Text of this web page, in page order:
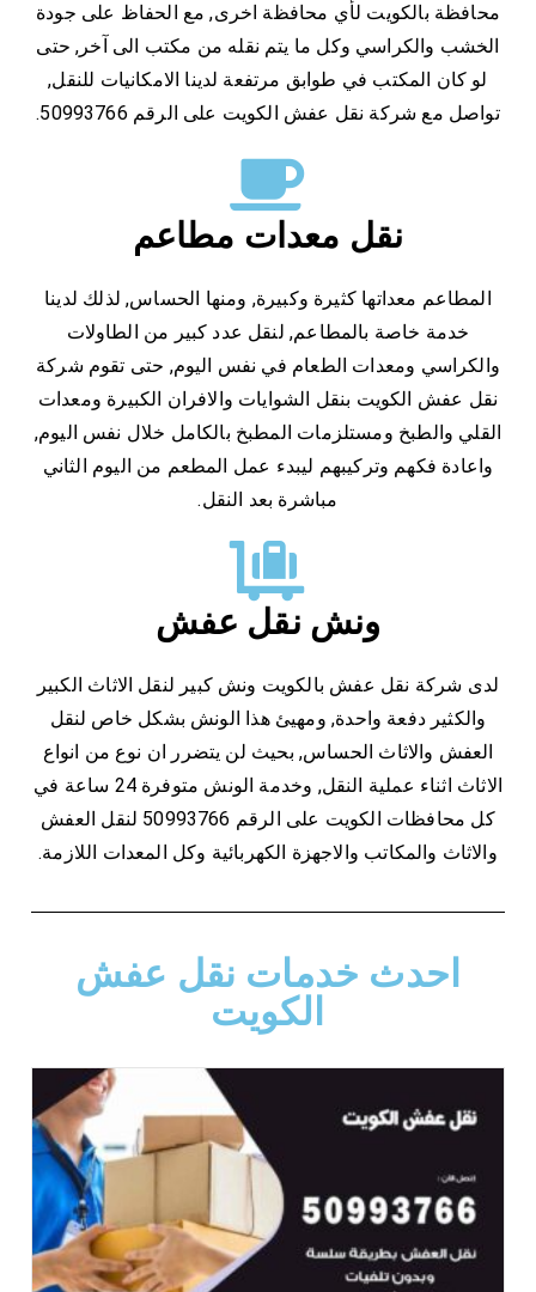
محافظة بالكويت لأي محافظة اخرى, مع الحفاظ على جودة
الخشب والكراسي وكل ما يتم نقله من مكتب الى آخر, حتى
لو كان المكتب في طوابق مرتفعة لدينا الامكانيات للنقل,
تواصل مع شركة نقل عفش الكويت على الرقم 50993766.
نقل معدات مطاعم
المطاعم معداتها كثيرة وكبيرة, ومنها الحساس, لذلك لدينا
خدمة خاصة بالمطاعم, لنقل عدد كبير من الطاولات
والكراسي ومعدات الطعام في نفس اليوم, حتى تقوم شركة
نقل عفش الكويت بنقل الشوايات والافران الكبيرة ومعدات
القلي والطبخ ومستلزمات المطبخ بالكامل خلال نفس اليوم,
واعادة فكهم وتركيبهم ليبدء عمل المطعم من اليوم الثاني
مباشرة بعد النقل.
ونش نقل عفش
لدى شركة نقل عفش بالكويت ونش كبير لنقل الاثاث الكبير
والكثير دفعة واحدة, ومهيئ هذا الونش بشكل خاص لنقل
العفش والاثاث الحساس, بحيث لن يتضرر ان نوع من انواع
الاثاث اثناء عملية النقل, وخدمة الونش متوفرة 24 ساعة في
كل محافظات الكويت على الرقم 50993766 لنقل العفش
والاثاث والمكاتب والاجهزة الكهربائية وكل المعدات اللازمة.
احدث خدمات نقل عفش
الكويت